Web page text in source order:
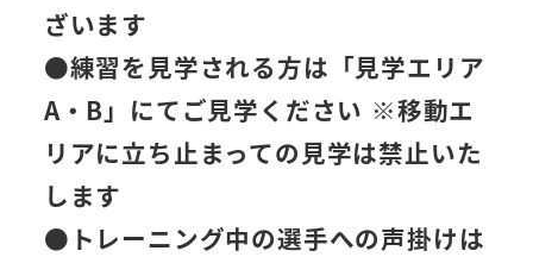
ざいます
●練習を見学される方は「見学エリア
A・B」にてご見学ください ※移動エ
リアに立ち止まっての見学は禁止いた
します
● トレーニング中の選手への声掛けは